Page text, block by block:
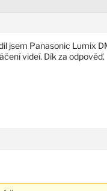
jsem Panasonic Lumix
videí. Dík za odpověď.